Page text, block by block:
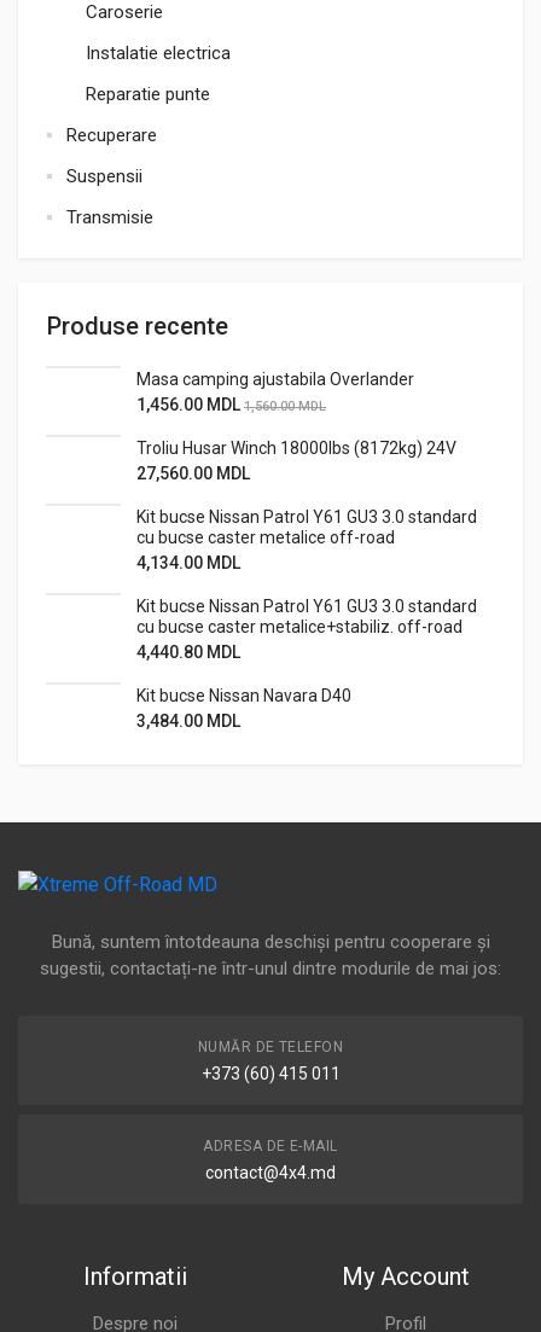
Caroserie
Instalatie electrica
Reparatie punte
Recuperare
Suspensii
Transmisie
Produse recente
Masa camping ajustabila Overlander
1,456.00 MDL 1,560.00MDL
Troliu Husar Winch 18000lbs (8172kg) 24V
27,560.00 MDL
Kit bucse Nissan Patrol Y61 GU3 3.0 standard
cu bucse caster metalice off-road
4,134.00 MDL
Kit bucse Nissan Patrol Y61 GU3 3.0 standard
cu bucse caster metalice+stabiliz. off-road
4,440.80 MDL
Kit bucse Nissan Navara D40
3,484.00 MDL
Bună, suntem întotdeauna deschiși pentru cooperare și
sugestii, contactați-ne într-unul dintre modurile de mai jos:
NUMĂR DE TELEFON
+373 (60) 415 011
ADRESA DE E-MAIL
contact@4x4.md
Informatii
Despre noi
My Account
Profil